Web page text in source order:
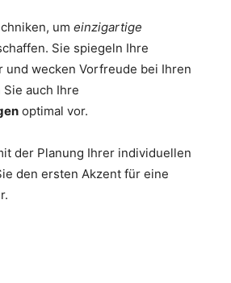
um einzigartige
Sie spiegeln Ihre
und wecken Vorfreude bei Ihren
auch Ihre
optimal vor.
der Planung Ihrer individuellen
den ersten Akzent für eine